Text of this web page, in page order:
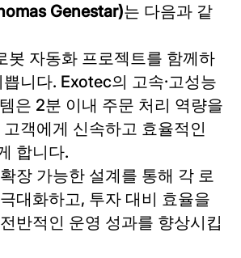
Genestar)는 다음과 같
봇 자동화 프로젝트를 함께하
니다. Exotec의 고속·고성능
은 2분 이내 주문 처리 역량을
객에게 신속하고 효율적인
합니다.
장 가능한 설계를 통해 각 로
대화하고, 투자 대비 효율을
반적인 운영 성과를 향상시킵